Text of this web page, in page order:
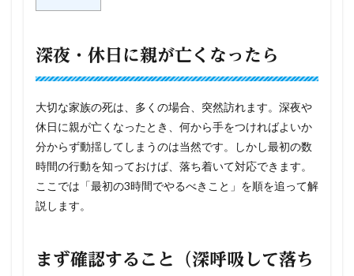
深夜・休日に親が亡くなったら
大切な家族の死は、多くの場合、突然訪れます。深夜や
休日に親が亡くなったとき、何から手をつければよいか
分からず動揺してしまうのは当然です。しかし最初の数
時間の行動を知っておけば、落ち着いて対応できます。
ここでは「最初の3時間でやるべきこと」を順を追って解
説します。
まず確認すること（深呼吸して落ち